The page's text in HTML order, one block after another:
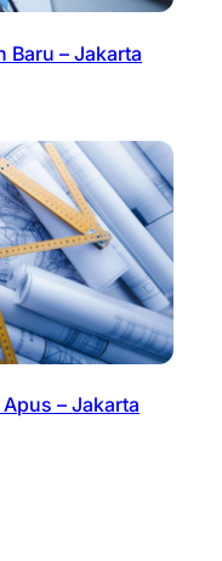
Baru – Jakarta
– Jakarta